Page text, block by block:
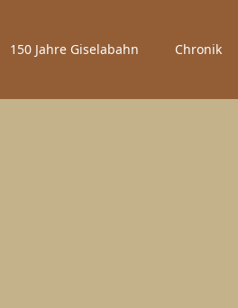
150 Jahre Giselabahn Chronik